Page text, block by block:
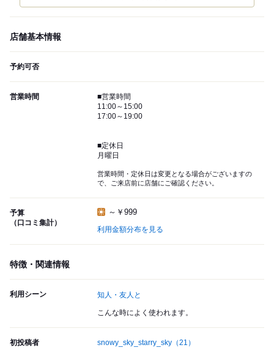
店舗基本情報
予約可否
営業時間
■営業時間
11:00～15:00
17:00～19:00
■定休日
月曜日
営業時間・定休日は変更となる場合がございますの
で、ご来店前に店舗にご確認ください。
予算
（口コミ集計）
～￥999
利用金額分布を見る
特徴・関連情報
利用シーン 知人・友人と
こんな時によく使われます。
初投稿者 snowy_sky_starry_sky （21）